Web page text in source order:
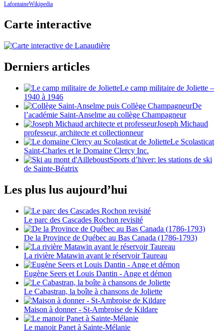
LafontaineWikipedia
Carte interactive
Derniers articles
Le camp militaire de Joliette –
1940 à 1946
De
l’académie Saint-Anselme au collège Champagneur
Joseph Michaud
professeur, architecte et collectionneur
Le Scolasticat
Saint-Charles et le Domaine Clercy Inc.
Sports d’hiver: les stations de ski
de Sainte-Béatrix
Les plus lus aujourd’hui
Le parc des Cascades Rochon revisité
De la Province de Québec au Bas Canada (1786-1793)
La rivière Matawin avant le réservoir Taureau
Eugène Seers et Louis Dantin - Ange et démon
Le Cabastran, la boîte à chansons de Joliette
Maison à donner - St-Ambroise de Kildare
Le manoir Panet à Sainte-Mélanie